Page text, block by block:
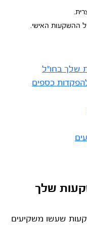
ההשקעות האישי.
שלך בחו"ל
כספים
שלך
ההשקעות שעשו משקיעים